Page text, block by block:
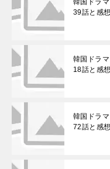
韓国ドラ
39話と感
韓国ドラ
18話と感
韓国ドラ
72話と感